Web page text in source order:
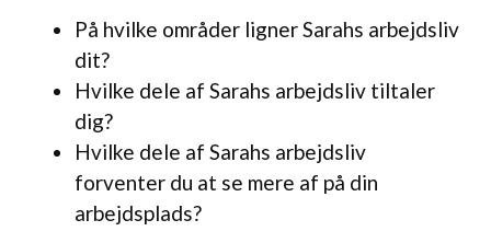
På hvilke områder ligner Sarahs arbejdsliv
dit?
Hvilke dele af Sarahs arbejdsliv tiltaler
dig?
Hvilke dele af Sarahs arbejdsliv
forventer du at se mere af på din
arbejdsplads?